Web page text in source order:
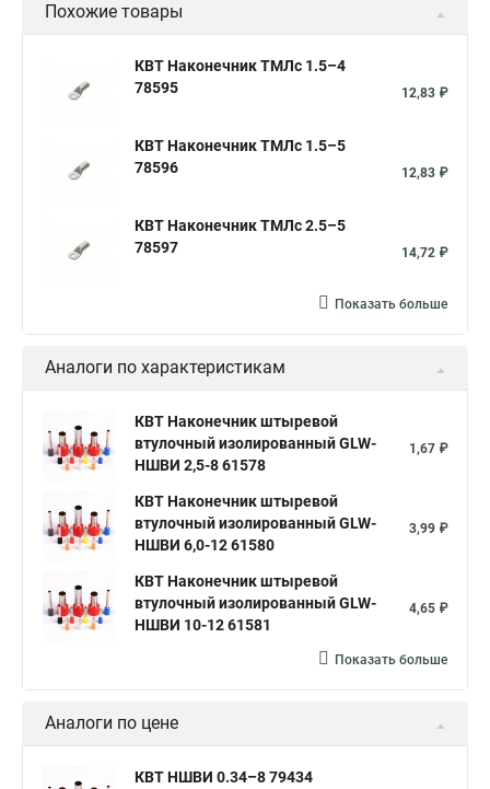
Похожие товары
КВТ Наконечник ТМЛс 1.5–4
78595
12,83 ₽
КВТ Наконечник ТМЛс 1.5–5
78596
12,83 ₽
КВТ Наконечник ТМЛс 2.5–5
78597
14,72 ₽
Показать больше
Аналоги по характеристикам
КВТ Наконечник штыревой
втулочный изолированный GLW-
НШВИ 2,5-8 61578
1,67 ₽
КВТ Наконечник штыревой
втулочный изолированный GLW-
НШВИ 6,0-12 61580
3,99 ₽
КВТ Наконечник штыревой
втулочный изолированный GLW-
НШВИ 10-12 61581
4,65 ₽
Показать больше
Аналоги по цене
КВТ НШВИ 0.34–8 79434